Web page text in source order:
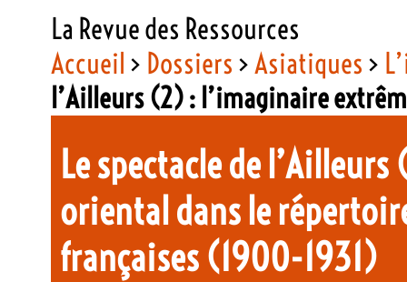
La Revue des Ressources
Accueil > Dossiers >Asiatiques >
l’Ailleurs (2) : l’imaginaire
Le spectacle de
oriental dans le
françaises (1900-1931)